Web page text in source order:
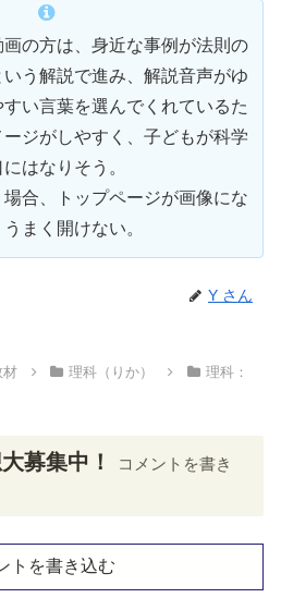
の方は、身近な事例が法則の
う 解説で進み、 解説音声がゆ
い言葉を選んでくれているた
ジがしやすく、子どもが科学
はなりそう。
合、トップページが画像にな
まく開けない。
Y さん
材 理科（りか）
理科：
募集中！
コメントを書き
トを書き込む